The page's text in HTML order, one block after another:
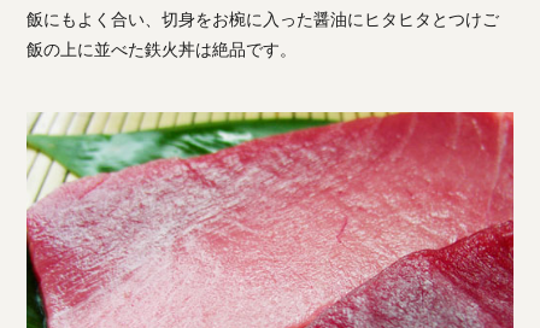
飯にもよく合い、切身をお椀に入った醤油にヒタヒタとつけご
飯の上に並べた鉄火丼は絶品です。